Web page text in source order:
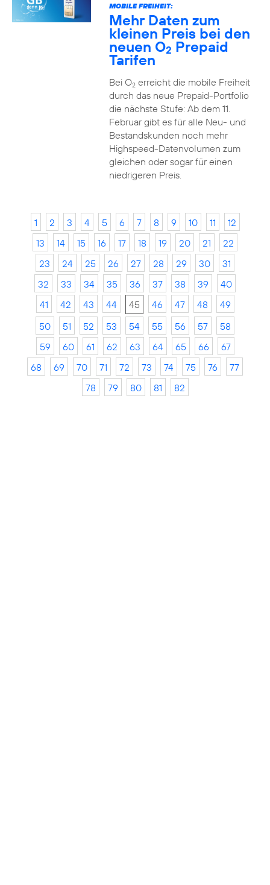
MOBILE FREIHEIT:
Mehr Daten zum
kleinen Preis bei den
neuen O2 Prepaid
Tarifen
Bei O2erreicht die mobile Freiheit
durch das neue Prepaid-Portfolio
die nächste Stufe: Ab dem 11.
Februar gibt es für alle Neu- und
Bestandskunden noch mehr
Highspeed-Datenvolumen zum
gleichen oder sogar für einen
niedrigeren Preis.
1 2 3 4 5 6 7 8 9 10 11
12
13
14 15 16 17 18 19 20 21
22
23
24 25 26 27 28 29 30
31
32
33 34 35 36 37 38 39
40
41
42 43 44 45 46 47 48
49
50
51 52 53 54 55 56 57
58
59
60 61 62 63 64 65 66
67
68
69 70 71 72 73 74 75 76
77
78
79 80 81 82